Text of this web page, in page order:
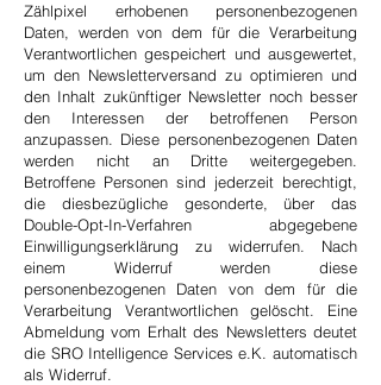
Zählpixel erhobenen personenbezogenen
Daten, werden von dem für die Verarbeitung
Verantwortlichen gespeichert und ausgewertet,
um den Newsletterversand zu optimieren und
den Inhalt zukünftiger Newsletter noch besser
den Interessen der betroffenen Person
anzupassen. Diese personenbezogenen Daten
werden nicht an Dritte weitergegeben.
Betroffene Personen sind jederzeit berechtigt,
die diesbezügliche gesonderte, über das
Double-Opt-In-Verfahren abgegebene
Einwilligungserklärung zu widerrufen. Nach
einem Widerruf werden diese
personenbezogenen Daten von dem für die
Verarbeitung Verantwortlichen gelöscht. Eine
Abmeldung vom Erhalt des Newsletters deutet
die SRO Intelligence Services e.K. automatisch
als Widerruf.